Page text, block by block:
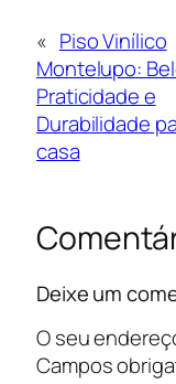
« Piso Vinílico
Montelupo:
Praticidade e
Durabilidade
casa
Deixe um
O seu
Campos